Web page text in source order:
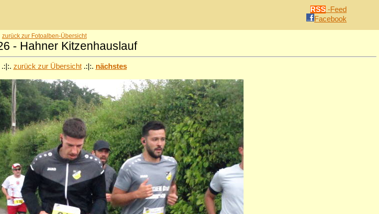
RSS -Feed
Facebook
zurück zur Fotoalben-Übersicht
- Hahner Kitzenhauslauf
zurück zur Übersicht.:|:. nächstes